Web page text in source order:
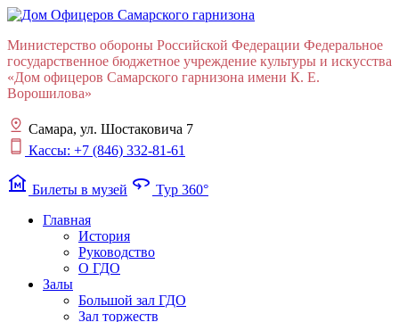
Министерство обороны Российской Федерации Федеральное
государственное бюджетное учреждение культуры и искусства
«Дом офицеров Cамарского гарнизона имени К. Е.
Ворошилова»
Самара, ул. Шостаковича 7
Кассы: +7 (846) 332-81-61
museum Билеты в музей 360 Тур 360°
Главная
История
Руководство
О ГДО
Залы
Большой зал ГДО
Зал торжеств